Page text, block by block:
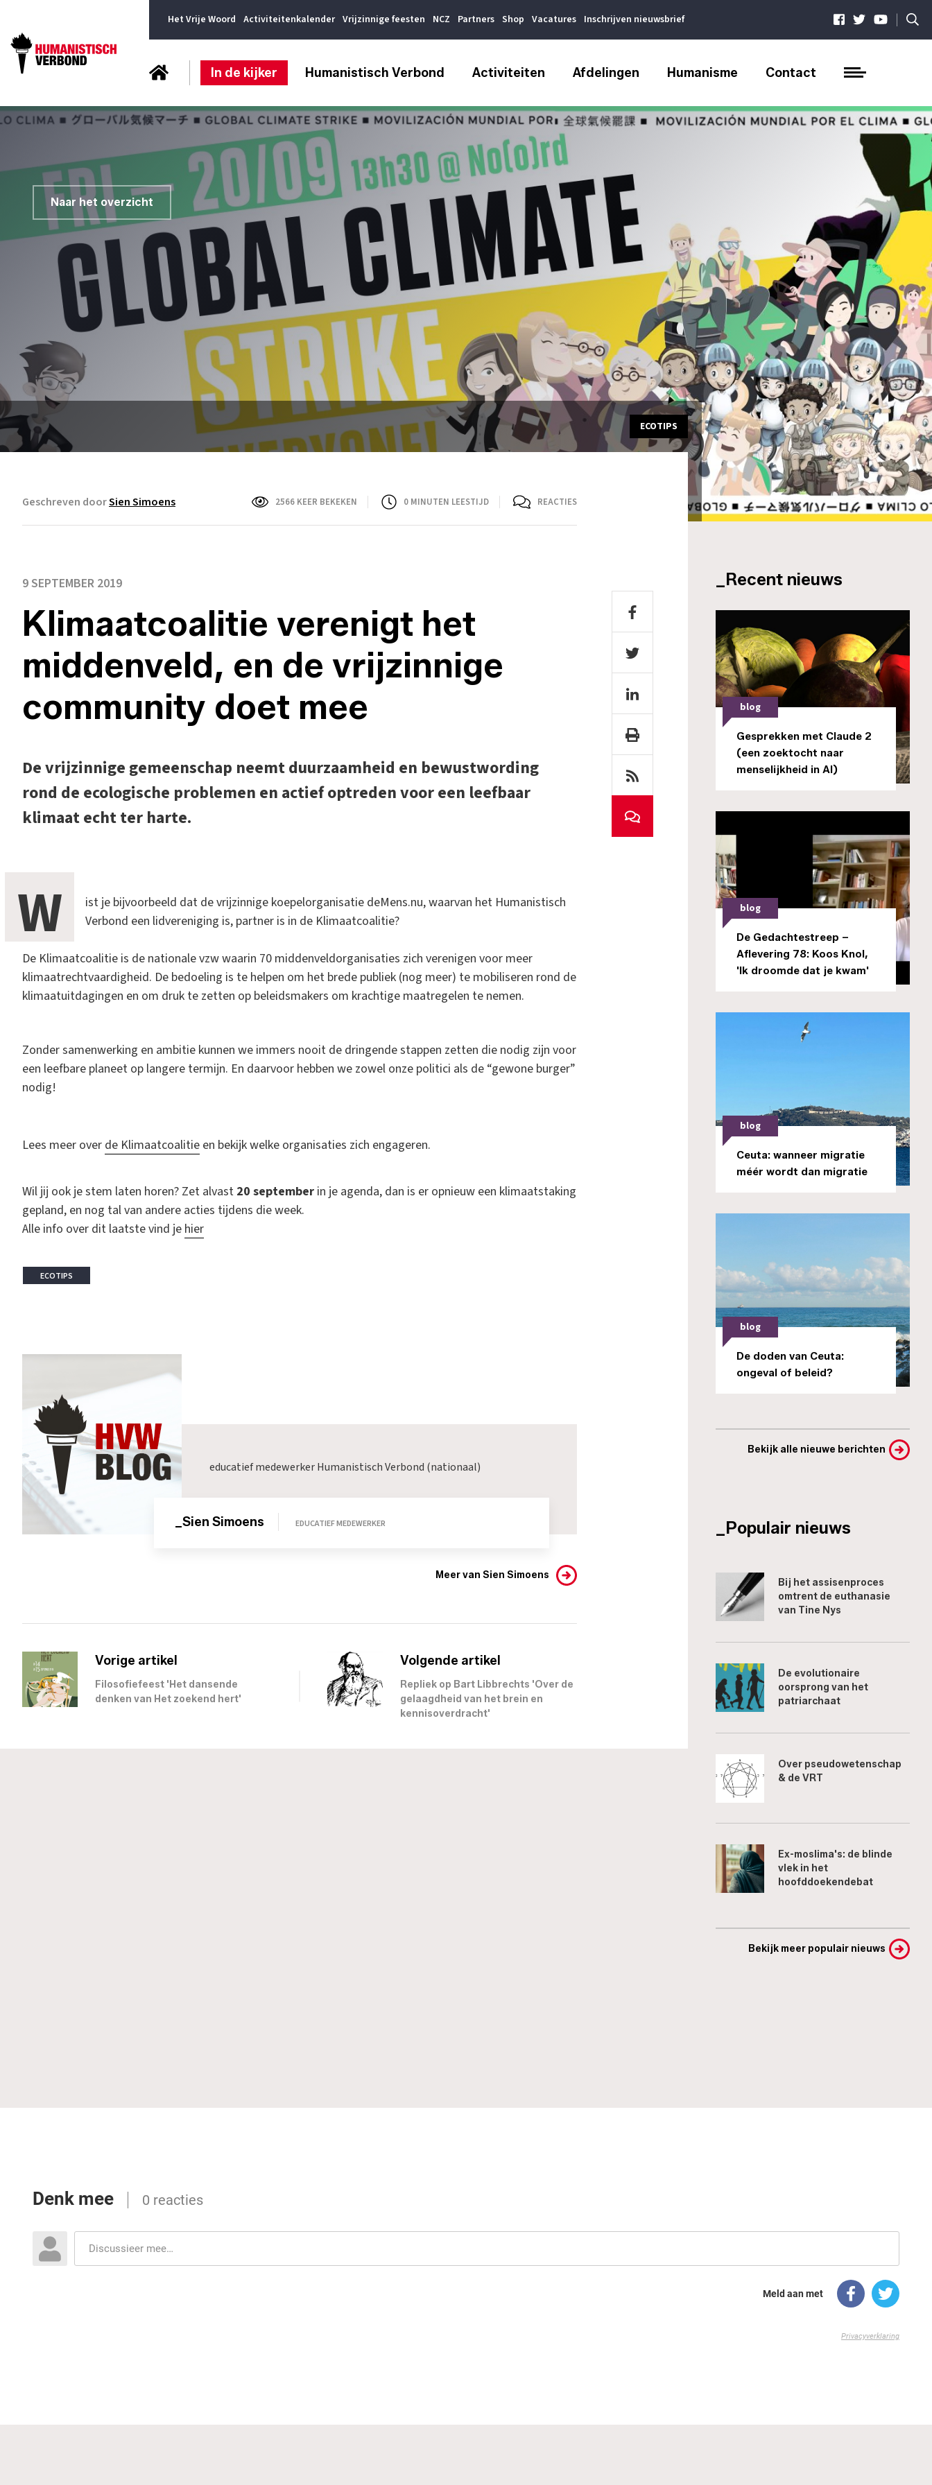
Het Vrije Woord Activiteitenkalender Vrijzinnige feesten NCZ Partners Shop Vacatures Inschrijven nieuwsbrief |
In de kijker Humanistisch Verbond Activiteiten Afdelingen Humanisme Contact
Naar het overzicht
ECOTIPS
Geschreven doorSien Simoens 2566 KEER BEKEKEN 0 MINUTEN LEESTIJD REACTIES
9 SEPTEMBER 2019
Klimaatcoalitie verenigt het
middenveld, en de vrijzinnige
community doet mee
De vrijzinnige gemeenschap neemt duurzaamheid en bewustwording
rond de ecologische problemen en actief optreden voor een leefbaar
klimaat echt ter harte.
W
ist je bijvoorbeeld dat de vrijzinnige koepelorganisatie deMens.nu, waarvan het Humanistisch
Verbond een lidvereniging is, partner is in de Klimaatcoalitie?
De Klimaatcoalitie is de nationale vzw waarin 70 middenveldorganisaties zich verenigen voor meer
klimaatrechtvaardigheid. De bedoeling is te helpen om het brede publiek (nog meer) te mobiliseren rond de
klimaatuitdagingen en om druk te zetten op beleidsmakers om krachtige maatregelen te nemen.
Zonder samenwerking en ambitie kunnen we immers nooit de dringende stappen zetten die nodig zijn voor
een leefbare planeet op langere termijn. En daarvoor hebben we zowel onze politici als de “gewone burger”
nodig!
Lees meer over de Klimaatcoalitie en bekijk welke organisaties zich engageren.
Wil jij ook je stem laten horen? Zet alvast 20 september in je agenda, dan is er opnieuw een klimaatstaking
gepland, en nog tal van andere acties tijdens die week.
Alle info over dit laatste vind je hier
ECOTIPS
educatief medewerker Humanistisch Verbond (nationaal)
_Sien Simoens EDUCATIEF MEDEWERKER
Meer van Sien Simoens
Vorige artikel
Filosofiefeest 'Het dansende
denken van Het zoekend hert'
Volgende artikel
Repliek op Bart Libbrechts 'Over de
gelaagdheid van het brein en
kennisoverdracht'
_Recent nieuws
blog
Gesprekken met Claude 2
(een zoektocht naar
menselijkheid in AI)
blog
De Gedachtestreep –
Aflevering 78: Koos Knol,
'Ik droomde dat je kwam'
blog
Ceuta: wanneer migratie
méér wordt dan migratie
blog
De doden van Ceuta:
ongeval of beleid?
Bekijk alle nieuwe berichten
_Populair nieuws
Bij het assisenproces
omtrent de euthanasie
van Tine Nys
De evolutionaire
oorsprong van het
patriarchaat
Over pseudowetenschap
& de VRT
Ex-moslima's: de blinde
vlek in het
hoofddoekendebat
Bekijk meer populair nieuws